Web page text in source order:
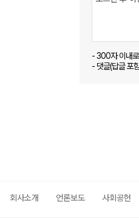
- 300자 이내
- 댓글(답글 포
회사소개 언론보도 사회공헌